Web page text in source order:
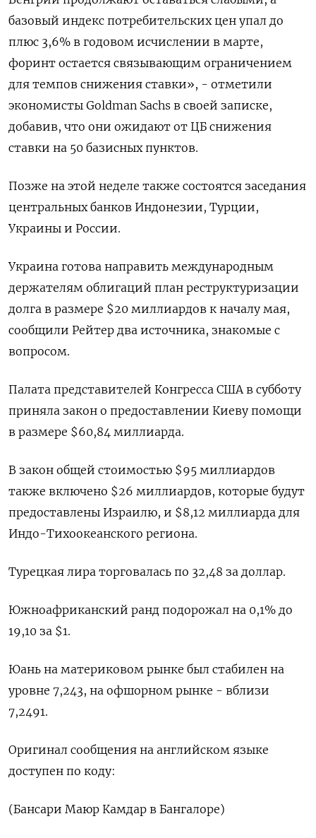
базовый индекс потребительских цен упал до
плюс 3,6% в годовом исчислении в марте,
форинт остается связывающим ограничением
для темпов снижения ставки», - отметили
экономисты Goldman Sachs в своей записке,
добавив, что они ожидают от ЦБ снижения
ставки на 50 базисных пунктов.
Позже на этой неделе также состоятся заседания
центральных банков Индонезии, Турции,
Украины и России.
Украина готова направить международным
держателям облигаций план реструктуризации
долга в размере $20 миллиардов к началу мая,
сообщили Рейтер два источника, знакомые с
вопросом.
Палата представителей Конгресса США в субботу
приняла закон о предоставлении Киеву помощи
в размере $60,84 миллиарда.
В закон общей стоимостью $95 миллиардов
также включено $26 миллиардов, которые будут
предоставлены Израилю, и $8,12 миллиарда для
Индо-Тихоокеанского региона.
Турецкая лира торговалась по 32,48 за доллар.
Южноафриканский ранд подорожал на 0,1% до
19,10 за $1.
Юань на материковом рынке был стабилен на
уровне 7,243​, на офшорном рынке - вблизи
7,2491.
Оригинал сообщения на английском языке
доступен по коду:
(Бансари Маюр Камдар в Бангалоре)